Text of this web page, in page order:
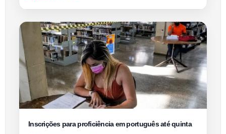
Inscrições para proficiência em português até quinta